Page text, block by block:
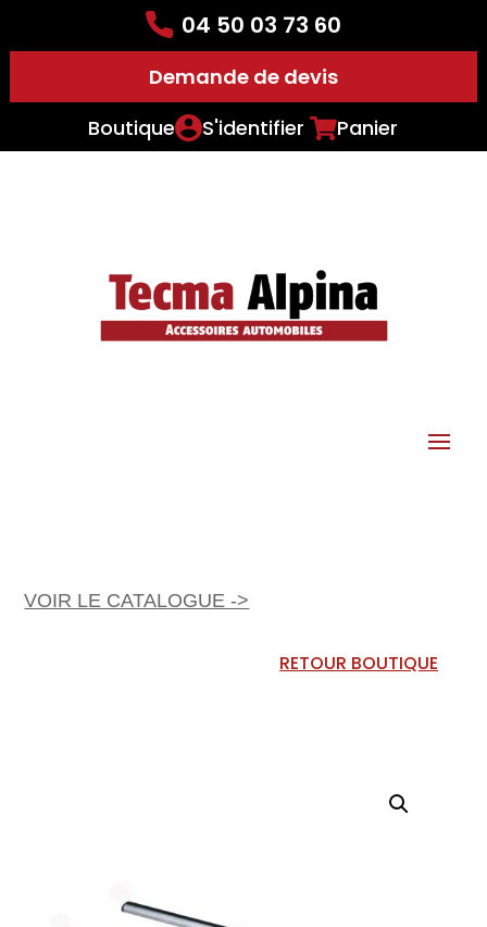
04 50 03 73 60
Demande de devis
Boutique
S'identifier Panier
VOIR LE CATALOGUE ->
RETOUR BOUTIQUE